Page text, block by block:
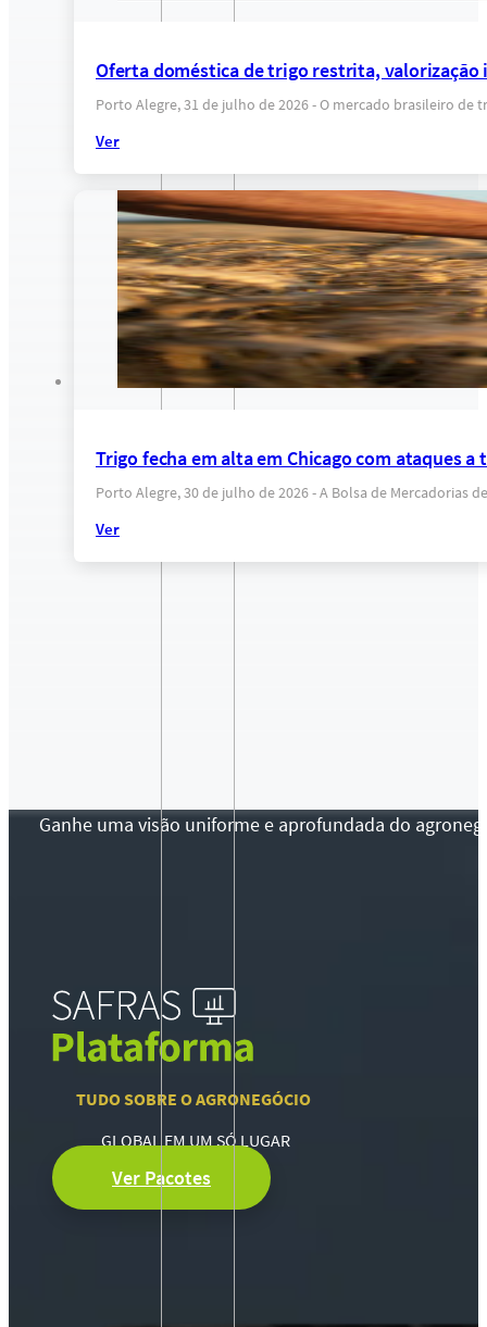
Oferta doméstica de trigo restrita,
Porto Alegre, 31 de julho de 2026 - O mercado brasileiro
Ver
Trigo fecha em alta em Chicago com ataques
Porto Alegre, 30 de julho de 2026 - A Bolsa de Mercadorias
Ver
Ganhe uma visão uniforme e aprofundada do
TUDO SOBRE O AGRONEGÓCIO
GLOBAL EM UM SÓ LUGAR
Ver Pacotes